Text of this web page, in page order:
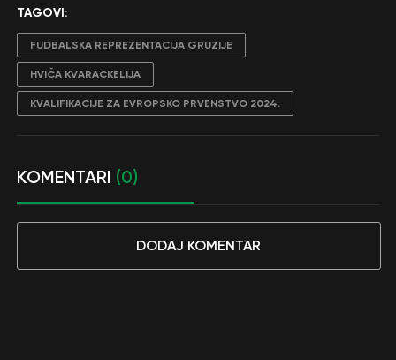
TAGOVI:
FUDBALSKA REPREZENTACIJA GRUZIJE
HVIČA KVARACKELIJA
KVALIFIKACIJE ZA EVROPSKO PRVENSTVO 2024.
KOMENTARI (0)
DODAJ KOMENTAR